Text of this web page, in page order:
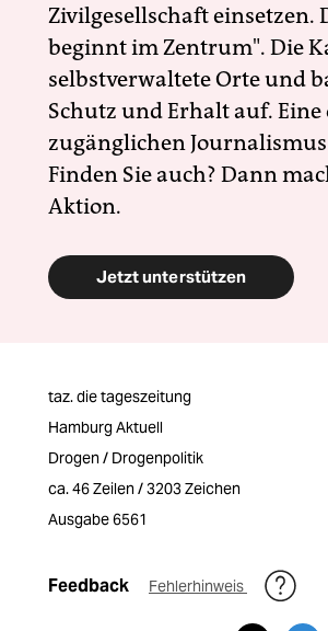
Zivilgesellschaft einsetzen.
beginnt im Zentrum". Die
selbstverwaltete Orte und
Schutz und Erhalt auf.
zugänglichen
Finden Sie auch? Dann
Aktion.
Jetzt unterstützen
taz. die tageszeitung
Hamburg Aktuell
Drogen / Drogenpolitik
ca. 46 Zeilen / 3203 Zeichen
Ausgabe 6561
Feedback Fehlerhinweis